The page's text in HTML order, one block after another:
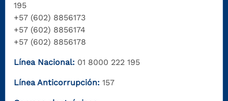
195
+57 (602) 8856173
+57 (602) 8856174
+57 (602) 8856178
Línea Nacional: 01 8000 222 195
Línea Anticorrupción: 157